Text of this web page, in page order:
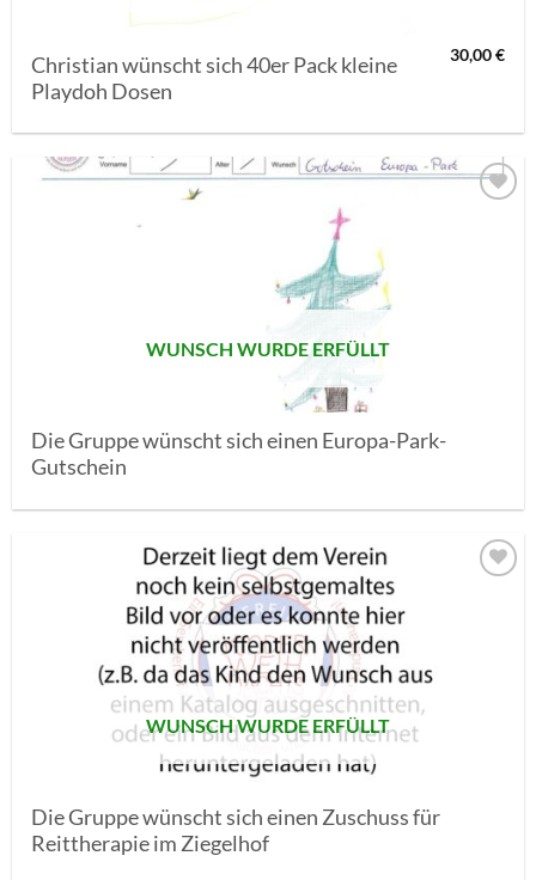
Christian wünscht sich 40er Pack kleine
Playdoh Dosen
30,00€
WUNSCH WURDE ERFÜLLT
Die Gruppe wünscht sich einen Europa-Park-
Gutschein
WUNSCH WURDE ERFÜLLT
Die Gruppe wünscht sich einen Zuschuss für
Reittherapie im Ziegelhof